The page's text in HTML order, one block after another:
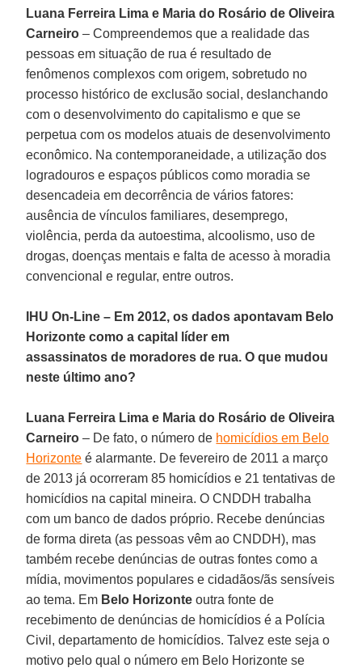
Luana Ferreira Lima e Maria do Rosário de Oliveira
Carneiro– Compreendemos que a realidade das
pessoas em situação de rua é resultado de
fenômenos complexos com origem, sobretudo no
processo histórico de exclusão social, deslanchando
com o desenvolvimento do capitalismo e que se
perpetua com os modelos atuais de desenvolvimento
econômico. Na contemporaneidade, a utilização dos
logradouros e espaços públicos como moradia se
desencadeia em decorrência de vários fatores:
ausência de vínculos familiares, desemprego,
violência, perda da autoestima, alcoolismo, uso de
drogas, doenças mentais e falta de acesso à moradia
convencional e regular, entre outros.
IHU On-Line – Em 2012, os dados apontavam Belo
Horizonte como a capital líder em
assassinatos de moradores de rua. O que mudou
neste último ano?
Luana Ferreira Lima e Maria do Rosário de Oliveira
Carneiro – De fato, o número de homicídios em Belo
Horizonte é alarmante. De fevereiro de 2011 a março
de 2013 já ocorreram 85 homicídios e 21 tentativas de
homicídios na capital mineira. O CNDDH trabalha
com um banco de dados próprio. Recebe denúncias
de forma direta (as pessoas vêm ao CNDDH), mas
também recebe denúncias de outras fontes como a
mídia, movimentos populares e cidadãos/ãs sensíveis
ao tema. Em Belo Horizonte outra fonte de
recebimento de denúncias de homicídios é a Polícia
Civil, departamento de homicídios. Talvez este seja o
motivo pelo qual o número em Belo Horizonte se